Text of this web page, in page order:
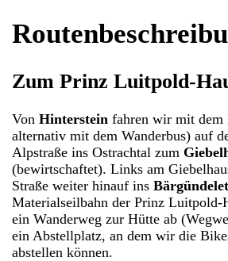
Zum Prinz Luitpold-
VonHinterstein fahren wir mit dem
alternativ mit dem Wanderbus) auf
Alpstraße ins Ostrachtal zum
(bewirtschaftet). Links am
Straße weiter hinauf ins
Materialseilbahn der Prinz
ein Wanderweg zur Hütte ab
ein Abstellplatz, an dem wir die
abstellen können.